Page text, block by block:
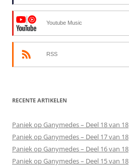
Youtube Music
RSS
RECENTE ARTIKELEN
Paniek op Ganymedes – Deel 18 van 18
Paniek op Ganymedes – Deel 17 van 18
Paniek op Ganymedes – Deel 16 van 18
Paniek op Ganymedes – Deel 15 van 18